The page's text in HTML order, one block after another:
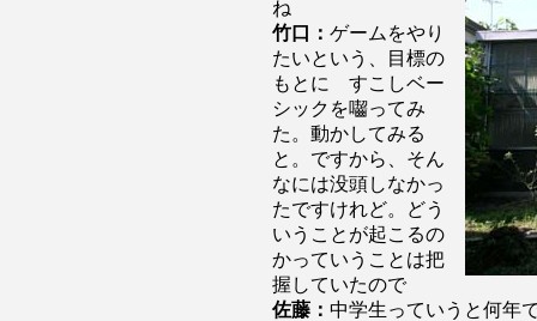
ね
竹口： ゲームをやり
たいという、目標の
もとに すこしベー
シックを囓ってみ
た。動かしてみる
と。ですから、そん
なには没頭しなかっ
たですけれど。どう
いうことが起こるの
かっていうことは把
握していたので
佐藤： 中学生っていうと何年